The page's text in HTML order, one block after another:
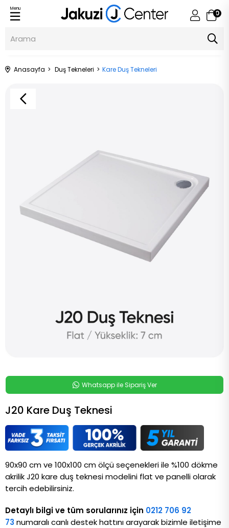
0
Menu
Anasayfa Duş Tekneleri Kare Duş Tekneleri
Whatsapp ile Sipariş Ver
J20 Kare Duş Teknesi
90x90 cm ve 100x100 cm ölçü seçenekleri ile %100 dökme
akrilik J20 kare duş teknesi modelini flat ve panelli olarak
tercih edebilirsiniz.
Detaylı bilgi ve tüm sorularınız için 0212 706 92
73 numaralı canlı destek hattını arayarak bizimle iletişime